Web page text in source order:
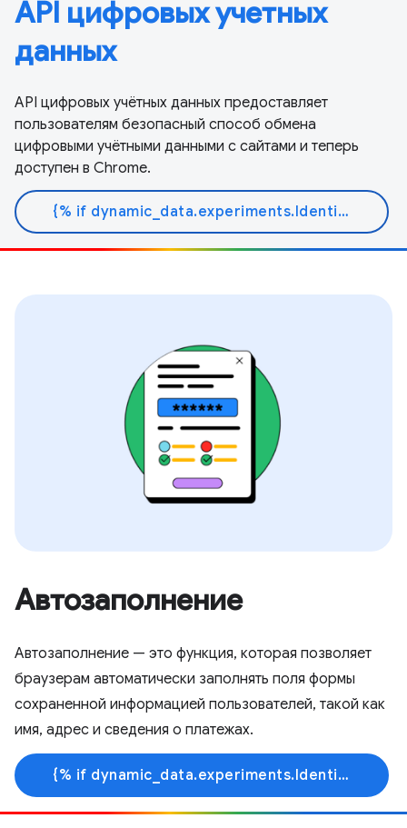
API цифровых учетных
данных
API цифровых учётных данных предоставляет
пользователям безопасный способ обмена
цифровыми учётными данными с сайтами и теперь
доступен в Chrome.
{% if dynamic_data.experiments.IdentityButtonTextFeature.button_variant == 'variant_a' %}Узнать больше{% else %}Читать документ{% endif %}
Автозаполнение
Автозаполнение — это функция, которая позволяет
браузерам автоматически заполнять поля формы
сохраненной информацией пользователей, такой как
имя, адрес и сведения о платежах.
{% if dynamic_data.experiments.IdentityButtonTextFeature.button_variant == 'variant_a' %}Узнать больше{% else %}Начать обучение{% endif %}